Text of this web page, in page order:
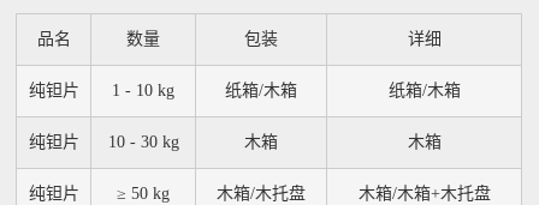
品名 数量 包装 详细
纯钽片 1 - 10 kg 纸箱/木箱 纸箱/木箱
纯钽片 10 - 30 kg 木箱 木箱
纯钽片 ≥ 50 kg 木箱/木托盘 木箱/木箱+木托盘